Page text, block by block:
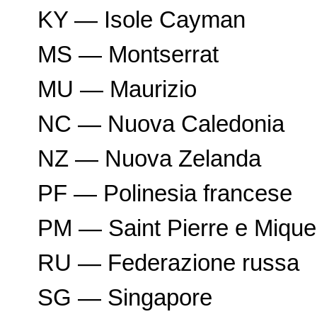
KY — Isole Cayman
MS — Montserrat
MU — Maurizio
NC — Nuova Caledonia
NZ — Nuova Zelanda
PF — Polinesia francese
PM — Saint Pierre e
RU — Federazione russa
SG — Singapore